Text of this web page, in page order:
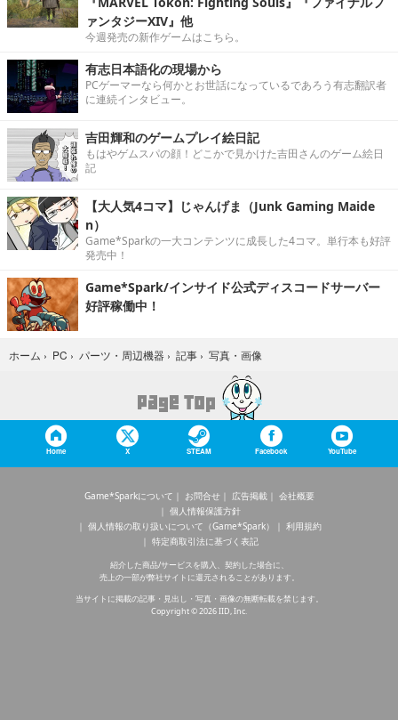
ァンタジーXIV』他
今週発売の新作ゲームはこちら。
有志日本語化の現場から
PCゲーマーなら何かとお世話になっているであろう有志翻訳者
に連続インタビュー。
吉田輝和のゲームプレイ絵日記
もはやゲムスパの顔！どこかで見かけた吉田さんのゲーム絵日
記
【大人気4コマ】じゃんげま（Junk Gaming Maide
n）
Game*Sparkの一大コンテンツに成長した4コマ。単行本も好評
発売中！
Game*Spark/インサイド公式ディスコードサーバー
好評稼働中！
ホーム › PC › パーツ・周辺機器 › 記事 › 写真・画像
Home X STEAM Facebook YouTube
Game*Sparkについて お問合せ 広告掲載
会社概要
個人情報保護方針
個人情報の取り扱いについて（Game*Spark）
利用規約
特定商取引法に基づく表記
紹介した商品/サービスを購入、契約した場合に、
売上の一部が弊社サイトに還元されることがあります。
当サイトに掲載の記事・見出し・写真・画像の無断転載を禁じます。
Copyright © 2026 IID, Inc.